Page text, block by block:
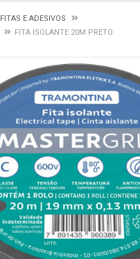
FITAS E ADESIVOS
FITA ISOLANTE 20M PRETO